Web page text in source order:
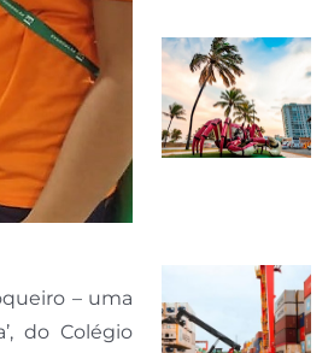
– uma
do Colégio